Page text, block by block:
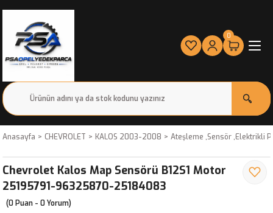
0
Anasayfa CHEVROLET KALOS 2003-2008 Ateşleme ,Sensör ,Elektrikli
Chevrolet Kalos Map Sensörü B12S1 Motor
25195791-96325870-25184083
(0 Puan - 0 Yorum)